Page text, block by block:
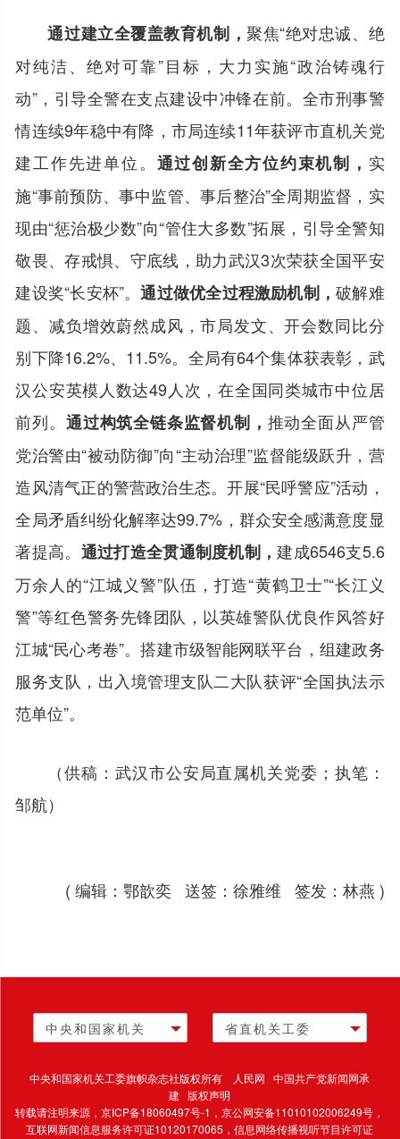
通过建立全覆盖教育机制，聚焦“绝对忠诚、绝
对纯洁、绝对可靠”目标，大力实施“政治铸魂行
动”，引导全警在支点建设中冲锋在前。全市刑事警
情连续9年稳中有降，市局连续11年获评市直机关党
建工作先进单位。 通过创新全方位约束机制， 实
施“事前预防、事中监管、事后整治”全周期监督，实
现由“惩治极少数”向“管住大多数”拓展，引导全警知
敬畏、存戒惧、守底线，助力武汉3次荣获全国平安
建设奖“长安杯”。通过做优全过程激励机制，破解难
题、减负增效蔚然成风，市局发文、开会数同比分
别下降16.2%、11.5%。全局有64个集体获表彰，武
汉公安英模人数达49人次，在全国同类城市中位居
前列。 通过构筑全链条监督机制， 推动全面从严管
党治警由“被动防御”向“主动治理”监督能级跃升，营
造风清气正的警营政治生态。开展“民呼警应”活动，
全局矛盾纠纷化解率达99.7%，群众安全感满意度显
著提高。 通过打造全贯通制度机制，建成6546支5.6
万余人的“江城义警”队伍，打造“黄鹤卫士”“长江义
警”等红色警务先锋团队，以英雄警队优良作风答好
江城“民心考卷”。搭建市级智能网联平台，组建政务
服务支队，出入境管理支队二大队获评“全国执法示
范单位”。
（供稿：武汉市公安局直属机关党委；执笔：
邹航）
( 编辑：鄂歆奕 送签：徐雅维 签发：林燕 )
中央和国家机关 省直机关工委
中央和国家机关工委旗帜杂志社版权所有 人民网 中国共产党新闻网承
建 版权声明
转载请注明来源，京ICP备18060497号-1 ，京公网安备11010102006249号，
互联网新闻信息服务许可证10120170065，信息网络传播视听节目许可证